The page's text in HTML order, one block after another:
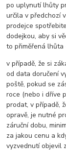
po uplynutí lhůty
určila v předchozí
prodejce
dodejkou, aby si
to přiměřená lhůta
v případě, že si
od data doručení
poště, pokud se
roce (nebo i dříve
prodat, v případě,
opravě, je nutné
záruční dobu,
za jakou cenu a
vyzvednutí objevil